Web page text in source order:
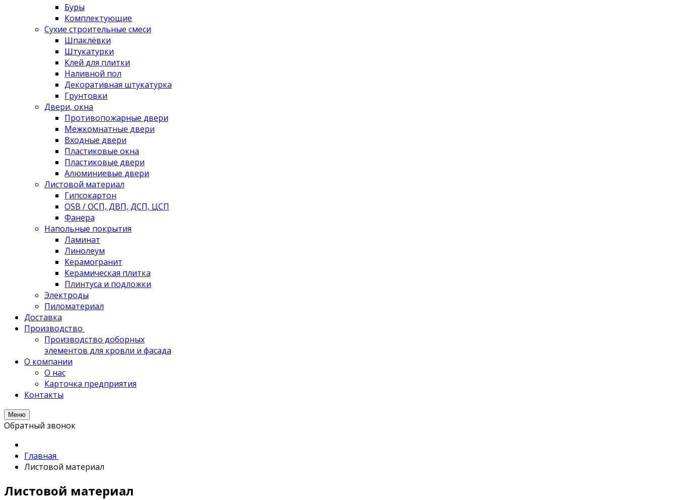
Буры
Комплектующие
Сухие строительные смеси
Шпаклёвки
Штукатурки
Клей для плитки
Наливной пол
Декоративная штукатурка
Грунтовки
Двери, окна
Противопожарные двери
Межкомнатные двери
Входные двери
Пластиковые окна
Пластиковые двери
Алюминиевые двери
Листовой материал
Гипсокартон
OSB / ОСП, ДВП, ДСП, ЦСП
Фанера
Напольные покрытия
Ламинат
Линолеум
Керамогранит
Керамическая плитка
Плинтуса и подложки
Электроды
Пиломатериал
Доставка
Производство
Производство доборных
элементов для кровли и фасада
О компании
О нас
Карточка предприятия
Контакты
Меню
Обратный звонок
Главная
Листовой материал
Листовой материал